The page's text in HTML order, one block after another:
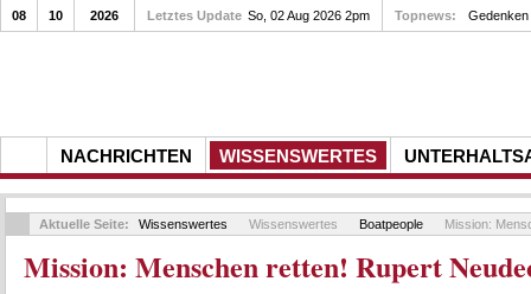
NACHRICHTEN WISSENSWERTES
08 10 2026 Letztes Update So, 02 Aug 2026 2pm Topnews: Gedenken
Aktuelle Seite: Wissenswertes Wissenswertes Boatpeople Mission:
Mission: Menschen retten! Rupert